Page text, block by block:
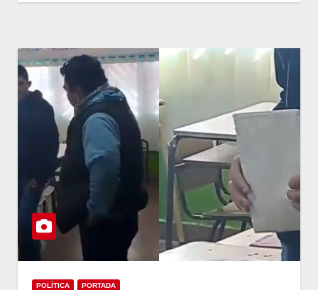
POLÍTICA PORTADA